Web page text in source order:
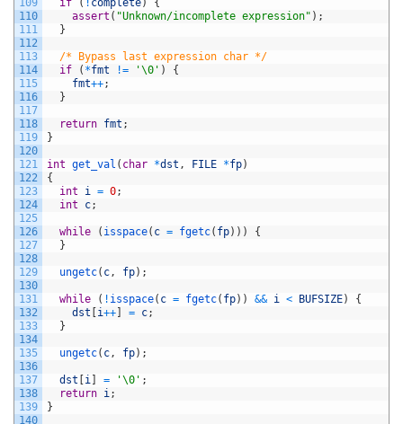
109
110
111
112
113
114
115
116
117
118
119
120
121
122
123
124
125
126
127
128
129
130
131
132
133
134
135
136
137
138
139
140
if ( ! complete)
{
assert ( "Unknown/incomplete expression" ) ;
}
/* Bypass last expression char */
if
( *fmt != '\0' )
{
fmt++;
}
return fmt ;
}
int get_val ( char *dst , FILE *fp)
{
int
i = 0;
int
c;
while ( isspace( c = fgetc( fp) ) )
{
}
ungetc( c, fp) ;
while ( ! isspace( c = fgetc( fp) ) && i < BUFSIZE)
{
dst
i++ = c;
}
ungetc( c, fp) ;
dst i = '\0' ;
return i;
}